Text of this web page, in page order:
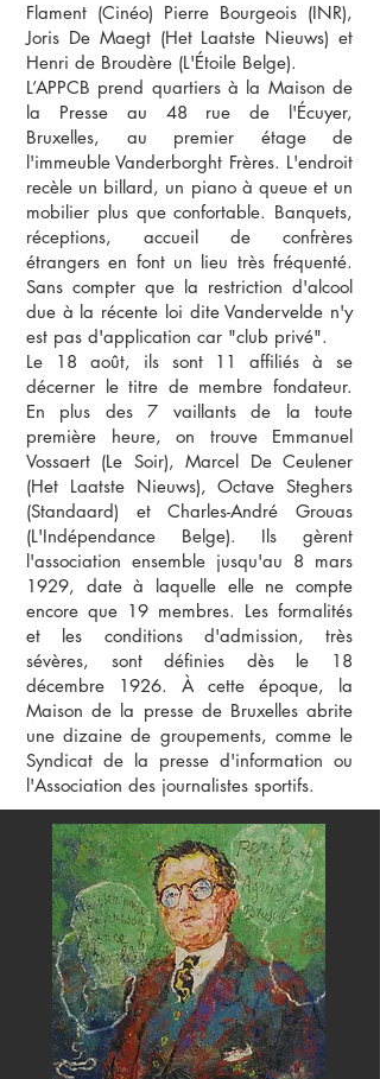
Flament (Cinéo) Pierre Bourgeois (INR),
Joris De Maegt (Het Laatste Nieuws) et
Henri de Broudère (L'Étoile Belge).
L’APPCB prend quartiers à la Maison de
la Presse au 48 rue de l'Écuyer,
Bruxelles, au premier étage de
l'immeuble Vanderborght Frères. L'endroit
recèle un billard, un piano à queue et un
mobilier plus que confortable. Banquets,
réceptions, accueil de confrères
étrangers en font un lieu très fréquenté.
Sans compter que la restriction d'alcool
due à la récente loi dite Vandervelde n'y
est pas d'application car "club privé".
Le 18 août, ils sont 11 affiliés à se
décerner le titre de membre fondateur.
En plus des 7 vaillants de la toute
première heure, on trouve Emmanuel
Vossaert (Le Soir), Marcel De Ceulener
(Het Laatste Nieuws), Octave Steghers
(Standaard) et Charles-André Grouas
(L'Indépendance Belge). Ils gèrent
l'association ensemble jusqu'au 8 mars
1929, date à laquelle elle ne compte
encore que 19 membres. Les formalités
et les conditions d'admission, très
sévères, sont définies dès le 18
décembre 1926. À cette époque, la
Maison de la presse de Bruxelles abrite
une dizaine de groupements, comme le
Syndicat de la presse d'information ou
l'Association des journalistes sportifs.